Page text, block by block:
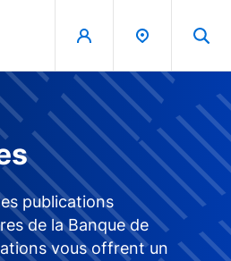
publications
de la Banque de
vous offrent un